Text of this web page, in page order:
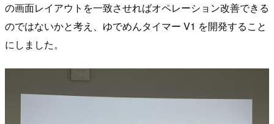
の画面レイアウトを一致させればオペレーション改善できる
のではないかと考え、ゆでめんタイマー V1 を開発すること
にしました。